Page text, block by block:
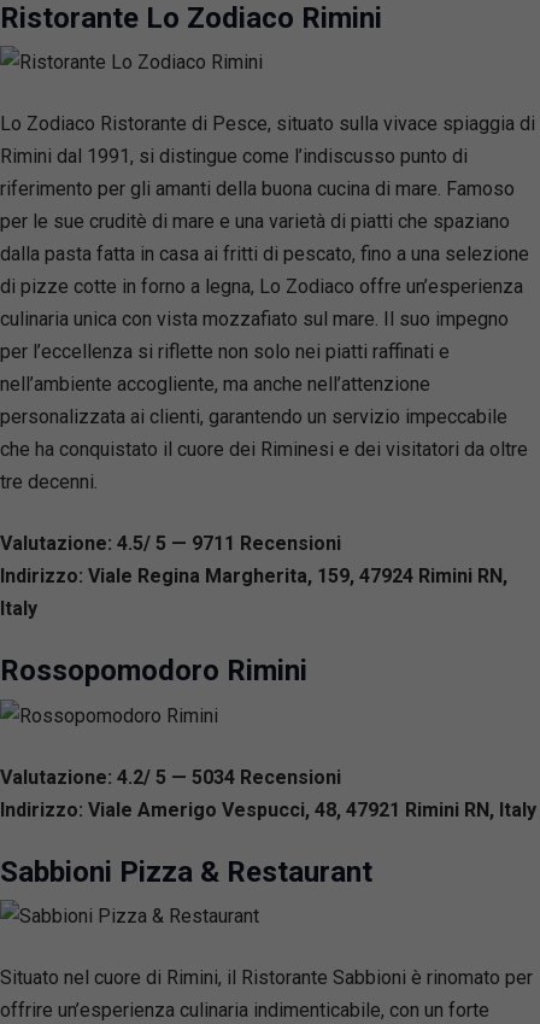
Ristorante Lo Zodiaco Rimini
Lo Zodiaco Ristorante di Pesce, situato sulla vivace spiaggia di
Rimini dal 1991, si distingue come l’indiscusso punto di
riferimento per gli amanti della buona cucina di mare. Famoso
per le sue cruditè di mare e una varietà di piatti che spaziano
dalla pasta fatta in casa ai fritti di pescato, fino a una selezione
di pizze cotte in forno a legna, Lo Zodiaco offre un’esperienza
culinaria unica con vista mozzafiato sul mare. Il suo impegno
per l’eccellenza si riflette non solo nei piatti raffinati e
nell’ambiente accogliente, ma anche nell’attenzione
personalizzata ai clienti, garantendo un servizio impeccabile
che ha conquistato il cuore dei Riminesi e dei visitatori da oltre
tre decenni.
Valutazione: 4.5/ 5 — 9711 Recensioni
Indirizzo: Viale Regina Margherita, 159, 47924 Rimini RN,
Italy
Rossopomodoro Rimini
Valutazione: 4.2/ 5 — 5034 Recensioni
Indirizzo: Viale Amerigo Vespucci, 48, 47921 Rimini RN, Italy
Sabbioni Pizza & Restaurant
Situato nel cuore di Rimini, il Ristorante Sabbioni è rinomato per
offrire un’esperienza culinaria indimenticabile, con un forte